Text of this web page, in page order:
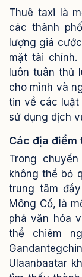
Thuê taxi là
các thành
lượng giá
mặt tài chính.
luôn tuân thủ
cho mình và
tin về các luật
sử dụng dịch
Các địa điểm
Trong
không thể bỏ
trung tâm
Mông Cổ, là
phá văn hóa
thể chiêm
Ulaanbaatar